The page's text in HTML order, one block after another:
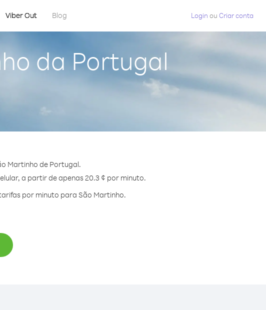
Viber Out Blog Login ou Criar conta
da Portugal
Martinho de Portugal.
a partir de apenas 20.3 ¢ por minuto.
por minuto para São Martinho.